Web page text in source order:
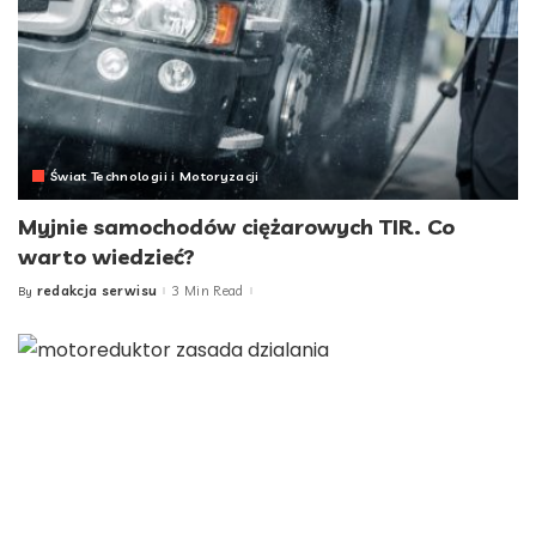
Świat Technologii i Motoryzacji
Myjnie samochodów ciężarowych TIR. Co
warto wiedzieć?
Posted
By redakcja serwisu 3 Min Read